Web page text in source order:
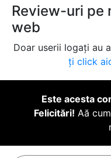
Review-uri pe
web
Doar userii logați au
ți click
Este acesta
Felicitări! Aă